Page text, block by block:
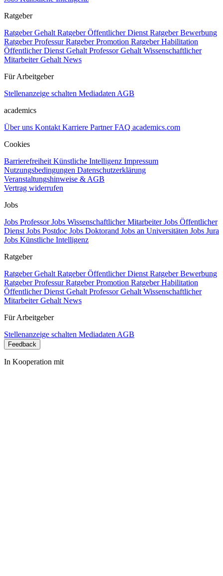
Ratgeber
Ratgeber Gehalt Ratgeber Öffentlicher Dienst Ratgeber Bewerbung
Ratgeber ProfessurRatgeber Promotion Ratgeber Habilitation
Öffentlicher Dienst Gehalt Professor Gehalt Wissenschaftlicher
Mitarbeiter Gehalt News
Für Arbeitgeber
Stellenanzeige schalten Mediadaten AGB
academics
Über uns Kontakt Karriere PartnerFAQ academics.com
Cookies
Barrierefreiheit Künstliche Intelligenz Impressum
Nutzungsbedingungen Datenschutzerklärung
Veranstaltungshinweise & AGB
Vertrag widerrufen
Jobs
Jobs ProfessorJobs Wissenschaftlicher MitarbeiterJobs Öffentlicher
Dienst Jobs Postdoc Jobs Doktorand Jobs an Universitäten Jobs Jura
Jobs Künstliche Intelligenz
Ratgeber
Ratgeber Gehalt Ratgeber Öffentlicher Dienst Ratgeber Bewerbung
Ratgeber ProfessurRatgeber Promotion Ratgeber Habilitation
Öffentlicher Dienst Gehalt Professor Gehalt Wissenschaftlicher
Mitarbeiter Gehalt News
Für Arbeitgeber
Stellenanzeige schalten Mediadaten AGB
Feedback
In Kooperation mit